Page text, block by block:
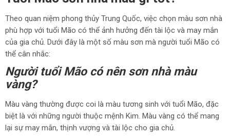
Theo quan niệm phong thủy Trung Quốc, việc chọn màu sơn nhà
phù hợp với tuổi Mão có thể ảnh hưởng đến tài lộc và may mắn
của gia chủ. Dưới đây là một số màu sơn mà người tuổi Mão có
thể cân nhắc:
Người tuổi Mão có nên sơn nhà màu
vàng?
Màu vàng thường được coi là màu tương sinh với tuổi Mão, đặc
biệt là với những người thuộc mệnh Kim. Màu vàng có thể mang
lại sự may mắn, thịnh vượng và tài lộc cho gia chủ.